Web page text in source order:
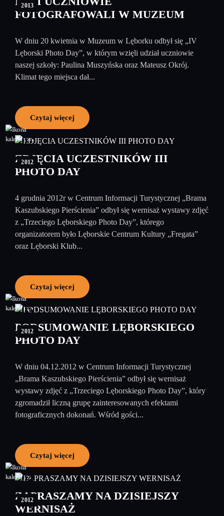
2013
FOTOGRAFOWALI W MUZEUM
W dniu 20 kwietnia w Muzeum w Lęborku odbył się „IV
Lęborski Photo Day”, w którym wzięli udział uczniowie
naszej szkoły: Paulina Muszyńska oraz Mateusz Okrój.
Klimat tego miejsca dał...
Czytaj więcej
07
2012
ZDJĘCIA UCZESTNIKÓW III
PHOTO DAY
4 grudnia 2012r w Centrum Informacji Turystycznej „Brama
Kaszubskiego Pierścienia” odbył się wernisaż wystawy zdjęć
z „Trzeciego Lęborskiego Photo Day”, którego
organizatorem było Lęborskie Centrum Kultury „Fregata”
oraz Lęborski Klub...
Czytaj więcej
05
2012
PODSUMOWANIE LĘBORSKIEGO
PHOTO DAY
W dniu 04.12.2012 w Centrum Informacji Turystycznej
„Brama Kaszubskiego Pierścienia” odbył się wernisaż
wystawy zdjęć z „Trzeciego Lęborskiego Photo Day”, który
zgromadził liczną grupę zainteresowanych efektami
fotograficznych dokonań. Wśród gości...
Czytaj więcej
04
2012
ZAPRASZAMY NA DZISIEJSZY
WERNISAŻ